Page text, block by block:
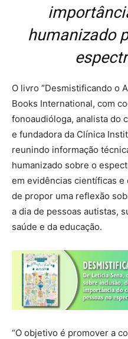
humanizado
O livro “Desmistificando o
Books International, com
fonoaudióloga, analista do
e fundadora da Clínica
reunindo informação
humanizado sobre o
em evidências científicas e
de propor uma reflexão
a dia de pessoas autistas,
saúde e da educação.
“O objetivo é promover a